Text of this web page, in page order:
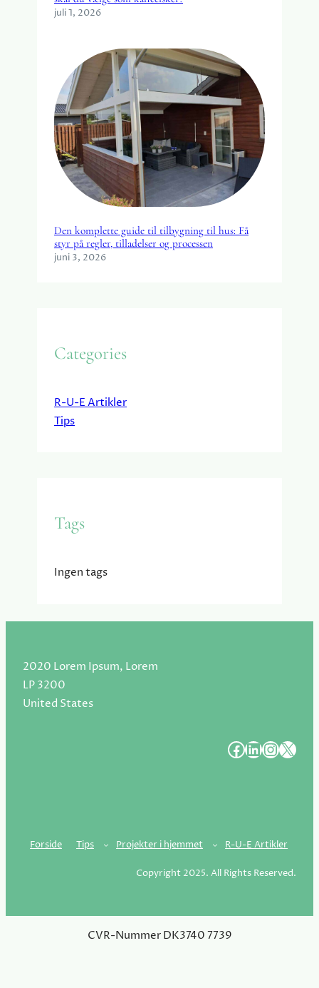
juli 1, 2026
Den komplette guide til tilbygning til hus: Få
styr på regler, tilladelser og processen
juni 3, 2026
Categories
R-U-E Artikler
Tips
Tags
Ingen tags
2020 Lorem Ipsum, Lorem
LP 3200
United States
####
Forside Tips Projekter i hjemmet R-U-E Artikler
Copyright 2025. All Rights Reserved.
CVR-Nummer DK3740 7739